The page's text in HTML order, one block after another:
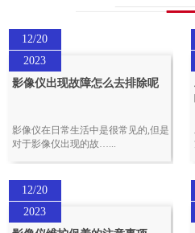
12/20
2023
影像仪出现故障怎么去排除呢
影像仪在日常生活中是很常见的,但是
对于影像仪出现的故…...
12/20
2023